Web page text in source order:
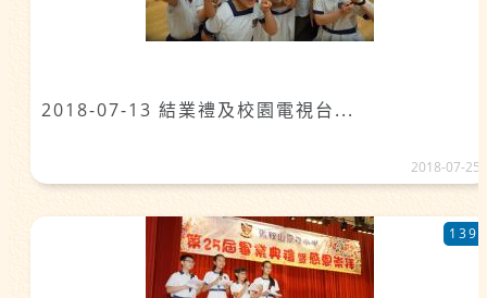
2018-07-13 結業禮及校園電視台...
2018-07-25
139